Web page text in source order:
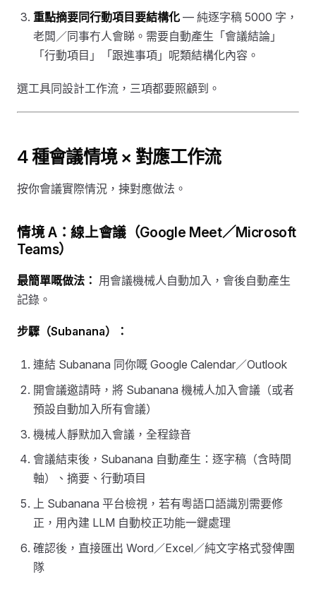
重點摘要同行動項目要結構化 — 純逐字稿 5000 字，
老闆／同事冇人會睇。需要自動產生「會議結論」
「行動項目」「跟進事項」呢類結構化內容。
選工具同設計工作流，三項都要照顧到。
4 種會議情境 × 對應工作流
按你會議實際情況，揀對應做法。
情境 A：線上會議（Google Meet／Microsoft
Teams）
最簡單嘅做法： 用會議機械人自動加入，會後自動產生
記錄。
步驟（Subanana）：
連結 Subanana 同你嘅 Google Calendar／Outlook
開會議邀請時，將 Subanana 機械人加入會議（或者
預設自動加入所有會議）
機械人靜默加入會議，全程錄音
會議結束後，Subanana 自動產生：逐字稿（含時間
軸）、摘要、行動項目
上 Subanana 平台檢視，若有粵語口語識別需要修
正，用內建 LLM 自動校正功能一鍵處理
確認後，直接匯出 Word／Excel／純文字格式發俾團
隊